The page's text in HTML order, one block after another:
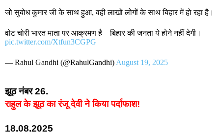
जो सुबोध कुमार जी के साथ हुआ, वही लाखों लोगों के साथ बिहार में हो रहा है।
वोट चोरी भारत माता पर आक्रमण है – बिहार की जनता ये होने नहीं देगी।
pic.twitter.com/Xtfun3CGPG
— Rahul Gandhi (@RahulGandhi) August 19, 2025
झूठ नंबर 26.
राहुल के झूठ का रंजू देवी ने किया पर्दाफाश!
18.08.2025